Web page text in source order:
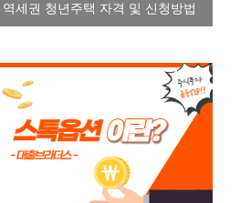
역세권 청년주택 자격 및 신청방법